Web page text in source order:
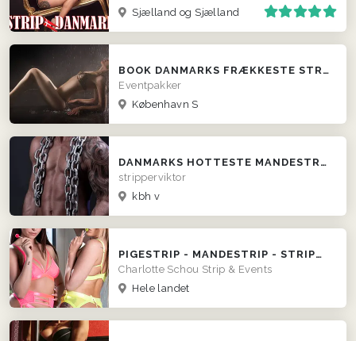
Sjælland og Sjælland
BOOK DANMARKS FRÆKKESTE STRIPPER
Eventpakker
København S
DANMARKS HOTTESTE MANDESTRIP MED STRIPPERVIKTOR
stripperviktor
kbh v
PIGESTRIP - MANDESTRIP - STRIPUNDERVISNING - DOBBELTSHOWS
Charlotte Schou Strip & Events
Hele landet